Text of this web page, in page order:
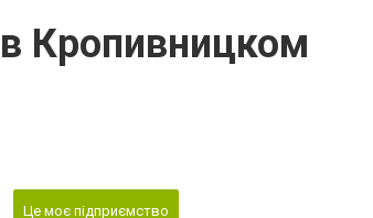
Кропивницком
Це моє підприємство